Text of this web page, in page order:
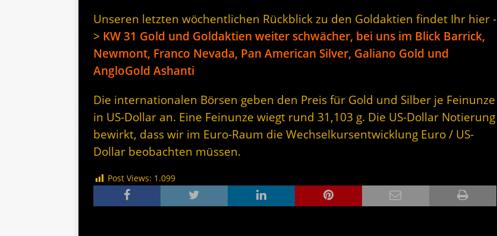
Unseren letzten wöchentlichen Rückblick zu den Goldaktien findet Ihr hier -
> KW 31 Gold und Goldaktien weiter schwächer, bei uns im Blick Barrick,
Newmont, Franco Nevada, Pan American Silver, Galiano Gold und
AngloGold Ashanti
Die internationalen Börsen geben den Preis für Gold und Silber je Feinunze
in US-Dollar an. Eine Feinunze wiegt rund 31,103 g. Die US-Dollar Notierung
bewirkt, dass wir im Euro-Raum die Wechselkursentwicklung Euro / US-
Dollar beobachten müssen.
Post Views: 1.099